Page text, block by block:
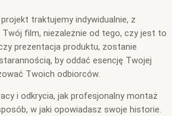
traktujemy indywidualnie, z
Twój film, niezależnie od tego, czy jest to
prezentacja produktu, zostanie
by oddać esencję Twojej
Twoich odbiorców.
i odkrycia, jak profesjonalny montaż
w jaki opowiadasz swoje historie.